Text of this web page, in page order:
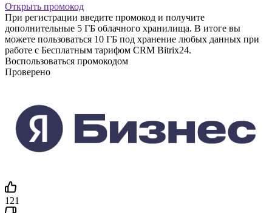
Открыть промокод
При регистрации введите промокод и получите
дополнительные 5 ГБ облачного хранилища. В итоге вы
можете пользоваться 10 ГБ под хранение любых данных при
работе с Бесплатным тарифом CRM Bitrix24.
Воспользоваться промокодом
Проверено
121